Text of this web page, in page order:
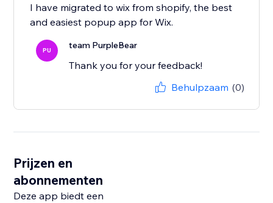
I have migrated to wix from shopify, the best
and easiest popup app for Wix.
PU team PurpleBear
Thank you for your feedback!
Behulpzaam (0)
Prijzen en
abonnementen
Deze app biedt een